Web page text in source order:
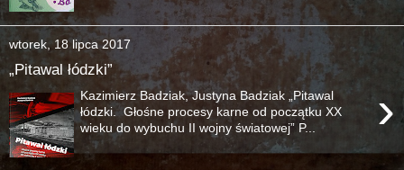
wtorek, 18 lipca 2017
„Pitawal łódzki”
›
Kazimierz Badziak, Justyna Badziak „Pitawal
łódzki. Głośne procesy karne od początku XX
wieku do wybuchu II wojny światowej” P...